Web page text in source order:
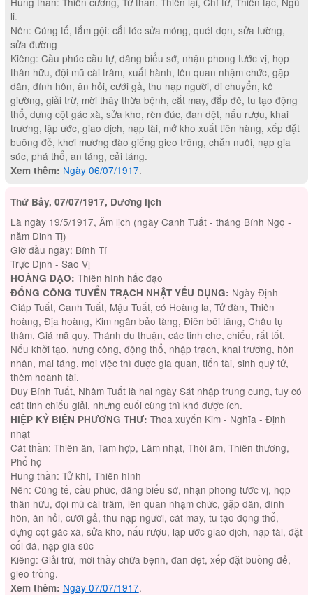
li.
Nên: Cúng tế, tắm gội: cắt tóc sửa móng, quét dọn, sửa tường,
sửa đường
Kiêng: Cầu phúc cầu tự, dâng biểu sớ, nhận phong tước vị, họp
thân hữu, đội mũ cài trâm, xuất hành, lên quan nhậm chức, gặp
dân, đính hôn, ăn hỏi, cưới gả, thu nạp người, di chuyển, kê
giường, giải trừ, mời thầy thừa bệnh, cắt may, đắp đê, tu tạo động
thổ, dựng cột gác xà, sửa kho, rèn đúc, đan dệt, nấu rượu, khai
trương, lập ước, giao dịch, nạp tài, mở kho xuất tiền hàng, xếp đặt
buồng đẻ, khơi mương đào giếng gieo trồng, chăn nuôi, nạp gia
súc, phá thổ, an táng, cải táng.
Xem thêm: Ngày 06/07/1917.
Thứ Bảy, 07/07/1917, Dương lịch
Là ngày 19/5/1917, Âm lịch (ngày Canh Tuất - tháng Bính Ngọ -
năm Đinh Tị)
Giờ đầu ngày: Bính Tí
Trực Định - Sao Vị
HOÀNG ĐẠO: Thiên hình hắc đạo
ĐỔNG CÔNG TUYỂN TRẠCH NHẬT YẾU DỤNG: Ngày Định -
Giáp Tuất, Canh Tuất, Mậu Tuất, có Hoàng la, Tử đàn, Thiên
hoàng, Địa hoàng, Kim ngân bảo tàng, Điền bồi tầng, Châu tụ
thâm, Giá mã quy, Thánh du thuận, các tinh che, chiếu, rất tốt.
Nếu khởi tạo, hưng công, động thổ, nhập trạch, khai trương, hôn
nhân, mai táng, mọi việc thì được gia quan, tiến tài, sinh quý tử,
thêm hoành tài.
Duy Bính Tuất, Nhâm Tuất là hai ngày Sát nhập trung cung, tuy có
cát tinh chiếu giải, nhưng cuối cùng thì khó được ích.
HIỆP KỶ BIỆN PHƯƠNG THƯ: Thoa xuyến Kim - Nghĩa - Định
nhật
Cát thần: Thiên ân, Tam hợp, Lâm nhật, Thòi âm, Thiên thương,
Phổ hộ
Hung thần: Tử khí, Thiên hình
Nên: Cúng tế, cầu phúc, dâng biểu sớ, nhận phong tước vị, họp
thân hữu, đội mũ cài trâm, lên quan nhậm chức, gặp dân, đính
hôn, àn hỏi, cưới gả, thu nạp người, cát may, tu tạo động thổ,
dựng cột gác xà, sửa kho, nấu rượu, lập ước giao dịch, nạp tài, đặt
cối đá, nạp gia súc
Kiêng: Giải trừ, mời thầy chữa bệnh, đan dệt, xếp đặt buồng đẻ,
gieo trồng.
Xem thêm: Ngày 07/07/1917.